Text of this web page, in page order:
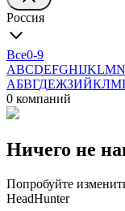
Россия
Все0-9
ABCDEFGHIJKLMN
АБВГДЕЖЗИЙКЛМ
0 компаний
Ничего не
Попробуйте
HeadHunter